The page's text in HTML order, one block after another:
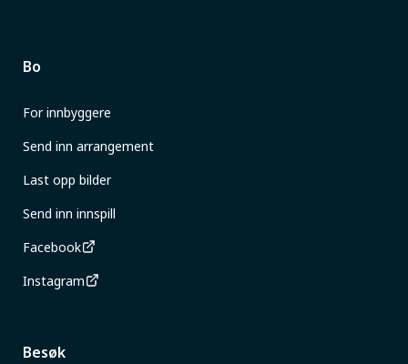
Bo
For innbyggere
Send inn arrangement
Last opp bilder
Send inn innspill
Facebook
Instagram
Besøk